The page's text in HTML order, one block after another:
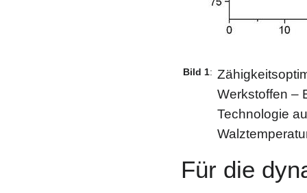
Bild 1:
Werkstoffen –
Technologie
Für die